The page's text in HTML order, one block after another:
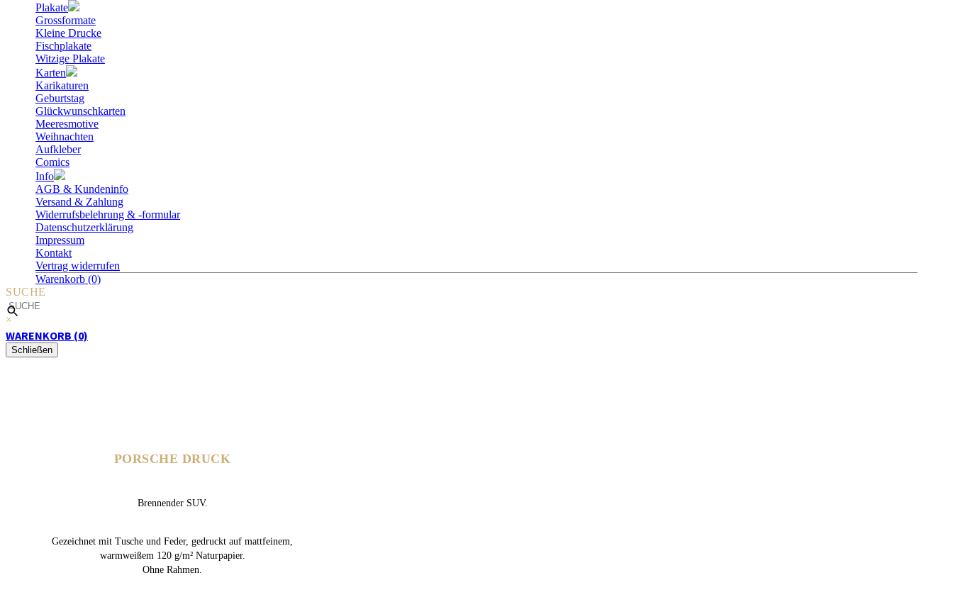
Plakate
Grossformate
Kleine Drucke
Fischplakate
Witzige Plakate
Karten
Karikaturen
Geburtstag
Glückwunschkarten
Meeresmotive
Weihnachten
Aufkleber
Comics
Info
AGB & Kundeninfo
Versand & Zahlung
Widerrufsbelehrung & -formular
Datenschutzerklärung
Impressum
Kontakt
Vertrag widerrufen
Warenkorb (0)
SUCHE
×
WARENKORB (0)
Schließen
PORSCHE DRUCK
Brennender SUV.
Gezeichnet mit Tusche und Feder, gedruckt auf mattfeinem,
warmweißem 120 g/m² Naturpapier.
Ohne Rahmen.